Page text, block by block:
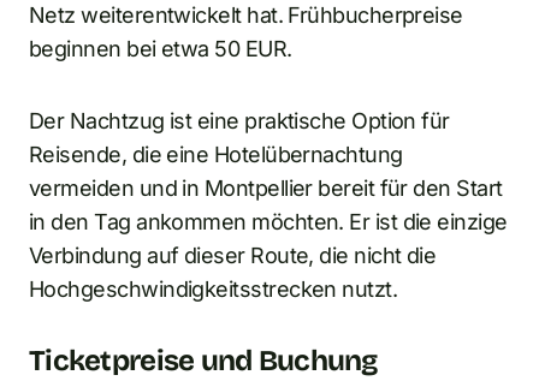
Netz weiterentwickelt hat. Frühbucherpreise
beginnen bei etwa 50 EUR.
Der Nachtzug ist eine praktische Option für
Reisende, die eine Hotelübernachtung
vermeiden und in Montpellier bereit für den Start
in den Tag ankommen möchten. Er ist die einzige
Verbindung auf dieser Route, die nicht die
Hochgeschwindigkeitsstrecken nutzt.
Ticketpreise und Buchung